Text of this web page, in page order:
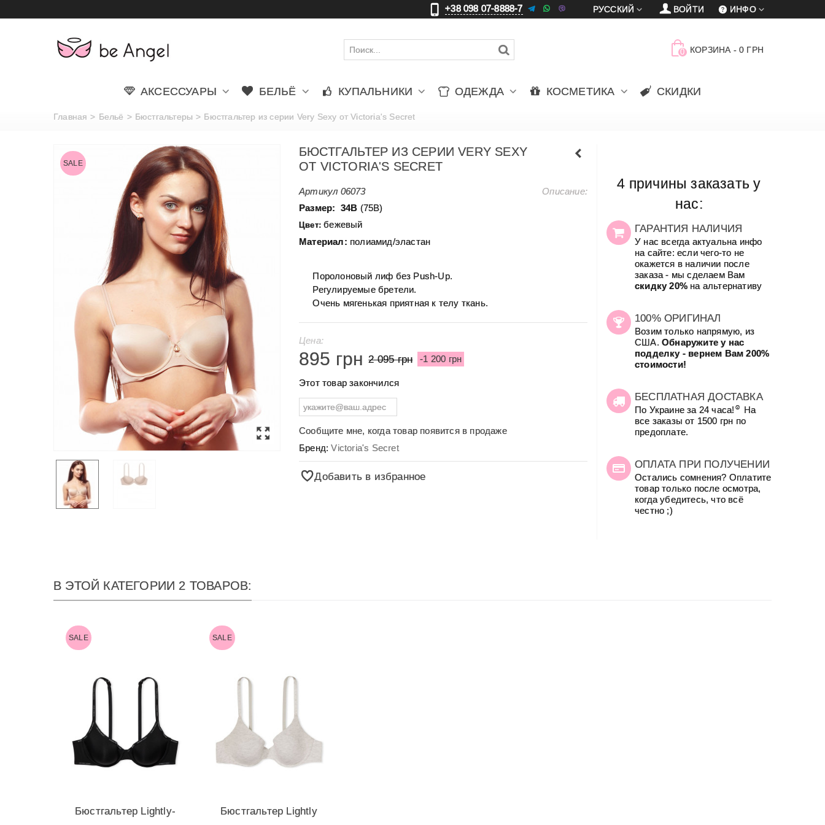
+38 098 07-8888-7 更 車 賈 ИНФО
ВОЙТИ
РУССКИЙ
0 КОРЗИНА - 0 ГРН
АКСЕССУАРЫ БЕЛЬЁ КУПАЛЬНИКИ ОДЕЖДА КОСМЕТИКА СКИДКИ
Главная > Бельё > Бюстгальтеры > Бюстгальтер из серии Very Sexy от Victoria's Secret
SALE
БЮСТГАЛЬТЕР ИЗ СЕРИИ VERY SEXY
ОТ VICTORIA'S SECRET
Артикул 06073
Описание:
Размер: 34В (75В)
Цвет:бежевый
Материал: полиамид/эластан
Поролоновый лиф без Push-Up.
Регулируемые бретели.
Очень мягенькая приятная к телу ткань.
Цена:
895 грн 2 095 грн -1 200 грн
Этот товар закончился
Сообщите мне, когда товар появится в продаже
Бренд:Victoria's Secret
Добавить в избранное
4 причины заказать у
нас:
ГАРАНТИЯ НАЛИЧИЯ
У нас всегда актуальна инфо
на сайте: если чего-то не
окажется в наличии после
заказа - мы сделаем Вам
скидку 20%на альтернативу
100% ОРИГИНАЛ
Возим только напрямую, из
США. Обнаружите у нас
подделку - вернем Вам 200%
стоимости!
БЕСПЛАТНАЯ ДОСТАВКА
По Украине за 24 часа! ☺
На
все заказы от 1500 грн по
предоплате.
ОПЛАТА ПРИ ПОЛУЧЕНИИ
Остались сомнения? Оплатите
товар только после осмотра,
когда убедитесь, что всё
честно ;)
В ЭТОЙ КАТЕГОРИИ 2 ТОВАРОВ:
SALE
Бюстгальтер Lightly-
SALE
Бюстгальтер Lightly